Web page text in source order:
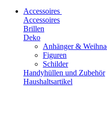
Accessoires
Accessoires
Brillen
Deko
Anhänger &
Figuren
Schilder
Handyhüllen und Zubehör
Haushaltsartikel